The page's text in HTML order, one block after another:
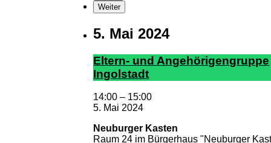
Weiter
5. Mai 2024
El­tern- und An­ge­hör­ig­en­grup­pe
In­gol­stadt
14:00 – 15:00
5. Mai 2024
Neuburger Kasten
Raum 24 im Bürgerhaus "Neuburger